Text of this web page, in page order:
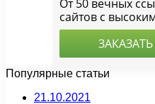
Популярные статьи
21.10.2021